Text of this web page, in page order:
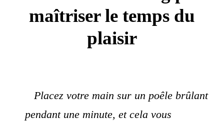
maîtriser le temps du
plaisir
Placez votre main sur un poêle brûlant
pendant une minute, et cela vous